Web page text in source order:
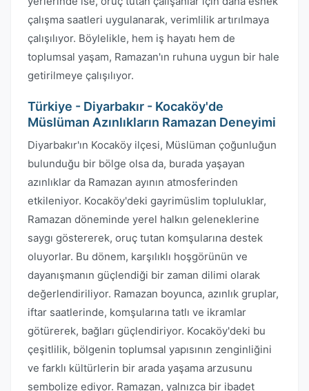
çalışma saatleri uygulanarak, verimlilik artırılmaya
çalışılıyor. Böylelikle, hem iş hayatı hem de
toplumsal yaşam, Ramazan'ın ruhuna uygun bir hale
getirilmeye çalışılıyor.
Türkiye - Diyarbakır - Kocaköy'de
Müslüman Azınlıkların Ramazan Deneyimi
Diyarbakır'ın Kocaköy ilçesi, Müslüman çoğunluğun
bulunduğu bir bölge olsa da, burada yaşayan
azınlıklar da Ramazan ayının atmosferinden
etkileniyor. Kocaköy'deki gayrimüslim topluluklar,
Ramazan döneminde yerel halkın geleneklerine
saygı göstererek, oruç tutan komşularına destek
oluyorlar. Bu dönem, karşılıklı hoşgörünün ve
dayanışmanın güçlendiği bir zaman dilimi olarak
değerlendiriliyor. Ramazan boyunca, azınlık gruplar,
iftar saatlerinde, komşularına tatlı ve ikramlar
götürerek, bağları güçlendiriyor. Kocaköy'deki bu
çeşitlilik, bölgenin toplumsal yapısının zenginliğini
ve farklı kültürlerin bir arada yaşama arzusunu
sembolize ediyor. Ramazan, yalnızca bir ibadet